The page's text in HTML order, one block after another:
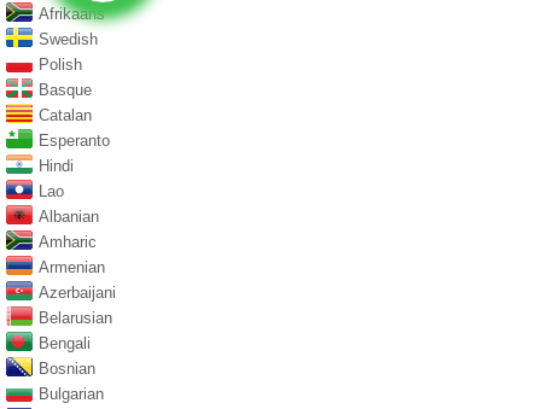
Afrikaans
Swedish
Polish
Basque
Catalan
Esperanto
Hindi
Lao
Albanian
Amharic
Armenian
Azerbaijani
Belarusian
Bengali
Bosnian
Bulgarian